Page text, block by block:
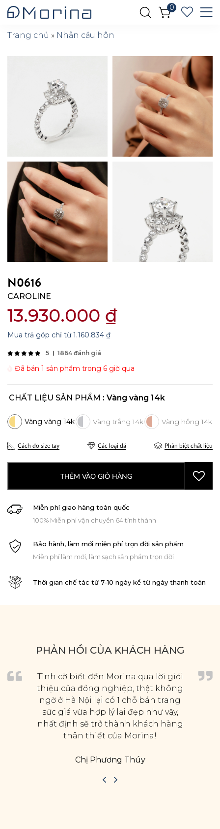
0
Trang chủ » Nhẫn cầu hôn
N0616
CAROLINE
13.930.000 ₫
Mua trả góp chỉ từ1.160.834 ₫
5 1864 đánh giá
Đã bán 1 sản phẩm trong 6 giờ qua
CHẤT LIỆU SẢN PHẨM : Vàng vàng 14k
Cách đo size tay Các loại đá Phân biệt chất liệu
THÊM VÀO GIỎ HÀNG
Miễn phí giao hàng toàn quốc
100% Miễn phí vận chuyển 64 tỉnh thành
Bảo hành, làm mới miễn phí trọn đời sản phẩm
Miễn phí làm mới, làm sạch sản phẩm trọn đời
Thời gian chế tác từ 7-10 ngày kể từ ngày thanh toán
PHẢN HỒI CỦA KHÁCH HÀNG
Tình cờ biết đến Morina qua lời giới
thiệu của đồng nghiệp, thật không
ngờ ở Hà Nội lại có 1 chỗ bán trang
sức giá vừa hợp lý lại đẹp như vậy,
nhất định sẽ trở thành khách hàng
thân thiết của Morina!
Chị Phương Thúy